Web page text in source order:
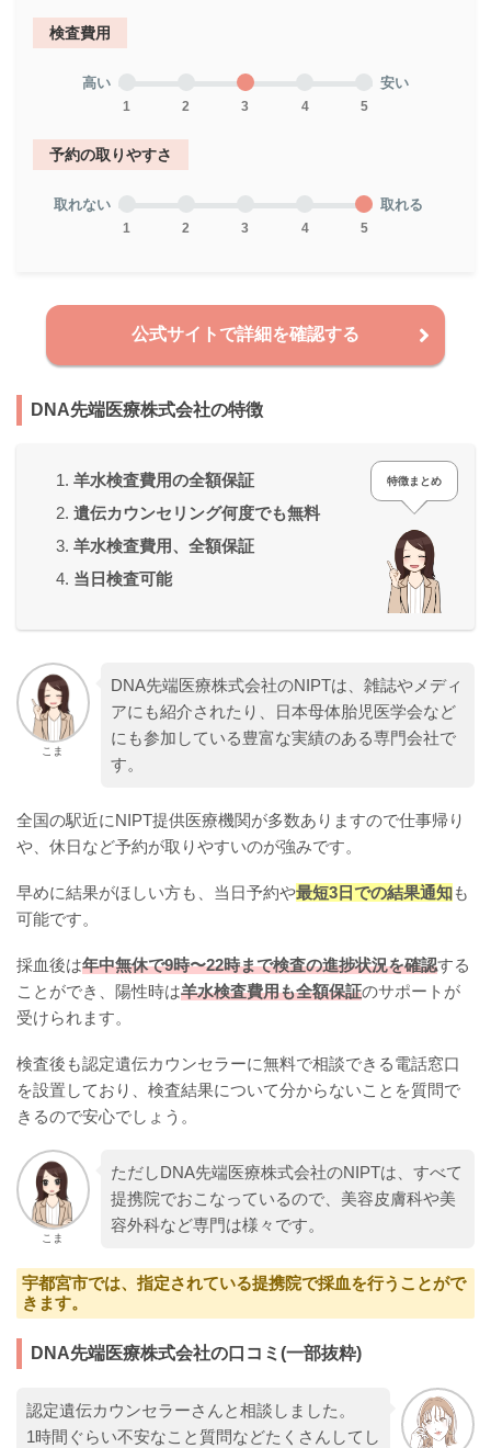
検査費用
高い
1 2 3 4 5
安い
予約の取りやすさ
取れない
1 2 3 4 5
取れる
公式サイトで詳細を確認する
DNA先端医療株式会社の特徴
羊水検査費用の全額保証
遺伝カウンセリング何度でも無料
羊水検査費用、全額保証
当日検査可能
特徴まとめ
こま
DNA先端医療株式会社のNIPTは、雑誌やメディ
アにも紹介されたり、日本母体胎児医学会など
にも参加している豊富な実績のある専門会社で
す。
全国の駅近にNIPT提供医療機関が多数ありますので仕事帰り
や、休日など予約が取りやすいのが強みです。
早めに結果がほしい方も、当日予約や最短3日での結果通知も
可能です。
採血後は年中無休で9時〜22時まで検査の進捗状況を確認する
ことができ、陽性時は羊水検査費用も全額保証のサポートが
受けられます。
検査後も認定遺伝カウンセラーに無料で相談できる電話窓口
を設置しており、検査結果について分からないことを質問で
きるので安心でしょう。
こま
ただしDNA先端医療株式会社のNIPTは、すべて
提携院でおこなっているので、美容皮膚科や美
容外科など専門は様々です。
宇都宮市では、指定されている提携院で採血を行うことがで
きます。
DNA先端医療株式会社の口コミ(一部抜粋)
認定遺伝カウンセラーさんと相談しました。
1時間ぐらい不安なこと質問などたくさんしてし